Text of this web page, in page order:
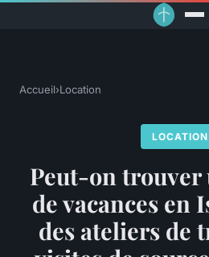
Accueil›Location
LOCATION
Peut-on trouver
de vacances en
des ateliers de